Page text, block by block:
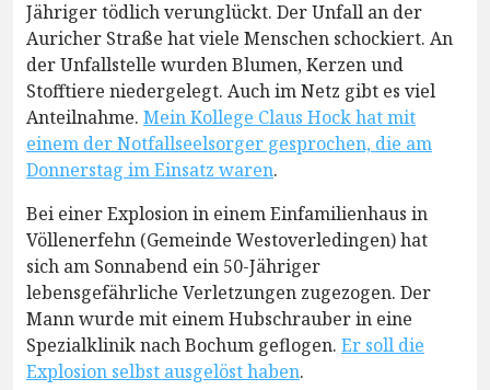
Jähriger tödlich verunglückt. Der Unfall an der
Auricher Straße hat viele Menschen schockiert. An
der Unfallstelle wurden Blumen, Kerzen und
Stofftiere niedergelegt. Auch im Netz gibt es viel
Anteilnahme. Mein Kollege Claus Hock hat mit
einem der Notfallseelsorger gesprochen, die am
Donnerstag im Einsatz waren.
Bei einer Explosion in einem Einfamilienhaus in
Völlenerfehn (Gemeinde Westoverledingen) hat
sich am Sonnabend ein 50-Jähriger
lebensgefährliche Verletzungen zugezogen. Der
Mann wurde mit einem Hubschrauber in eine
Spezialklinik nach Bochum geflogen. Er soll die
Explosion selbst ausgelöst haben.